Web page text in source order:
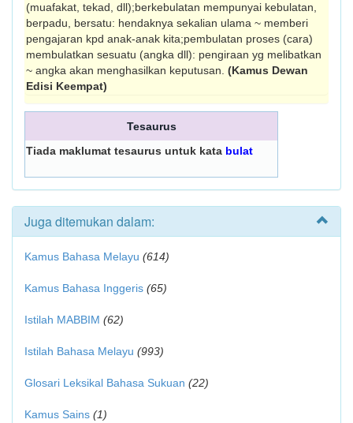
(muafakat, tekad, dll);berkebulatan mempunyai kebulatan,
berpadu, bersatu: hendaknya sekalian ulama ~ memberi
pengajaran kpd anak-anak kita;pembulatan proses (cara)
membulatkan sesuatu (angka dll): pengiraan yg melibatkan
~ angka akan menghasilkan keputusan. (Kamus Dewan
Edisi Keempat)
Tesaurus
Tiada maklumat tesaurus untuk kata bulat
Juga ditemukan dalam:
Kamus Bahasa Melayu (614)
Kamus Bahasa Inggeris (65)
Istilah MABBIM (62)
Istilah Bahasa Melayu (993)
Glosari Leksikal Bahasa Sukuan (22)
Kamus Sains (1)